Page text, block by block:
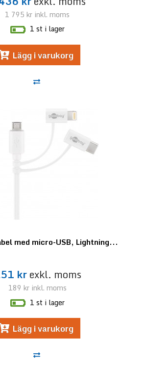
1 795 kr inkl. moms
1 st i lager
Lägg i varukorg
med micro-USB, Lightning...
krexkl. moms
189 krinkl. moms
1 st i lager
Lägg i varukorg